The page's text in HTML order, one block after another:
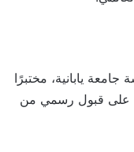
يابانية، مختبرًا
على قبول رسمي من